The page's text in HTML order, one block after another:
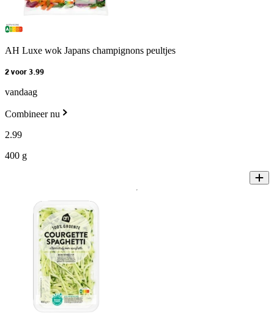
AH Luxe wok Japans champignons peultjes
2 voor 3.99
vandaag
Combineer nu
2.99
400 g